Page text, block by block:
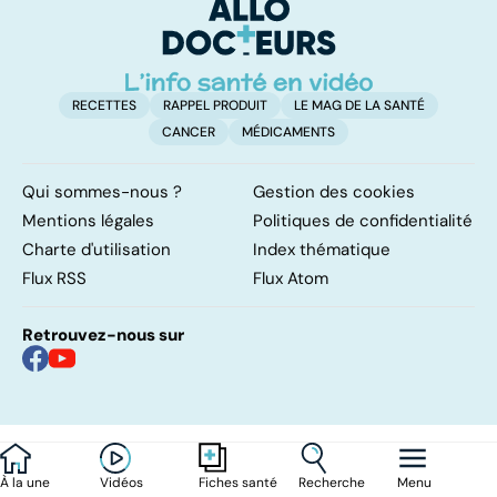
À la une Vidéos Fiches santé Recherche Menu
hyperactivité
touché
RECETTES RAPPEL PRODUIT
LE MAG DE LA SANTÉ
CANCER
MÉDICAMENTS
Qui sommes-nous ?
Gestion des cookies
Mentions légales
Politiques de confidentialité
Charte d'utilisation
Index thématique
Flux RSS
Flux Atom
Retrouvez-nous sur